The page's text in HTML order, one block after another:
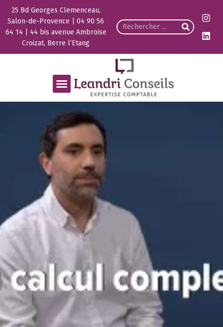
25 Bd Georges Clemenceau,
Salon-de-Provence | 04 90 56
64 14 | 44 bis avenue Ambroise
Croizat, Berre l’Etang